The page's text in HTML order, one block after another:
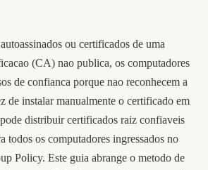
ou certificados de uma
(CA) nao publica, os computadores
de confianca porque nao reconhecem a
de instalar manualmente o certificado em
distribuir certificados raiz confiaveis
todos os computadores ingressados no
Policy. Este guia abrange o metodo de